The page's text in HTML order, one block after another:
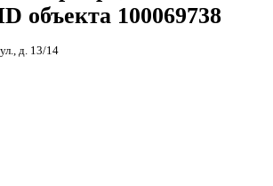
ЖКЖК Галилей
квартира, 59.17
ул., д. 13/14